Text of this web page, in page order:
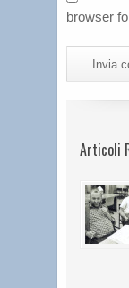
browser
Articoli